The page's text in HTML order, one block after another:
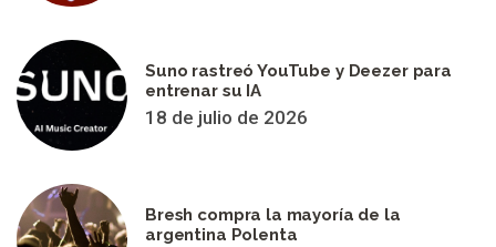
Suno rastreó YouTube y Deezer para
entrenar su IA
18 de julio de 2026
Bresh compra la mayoría de la
argentina Polenta